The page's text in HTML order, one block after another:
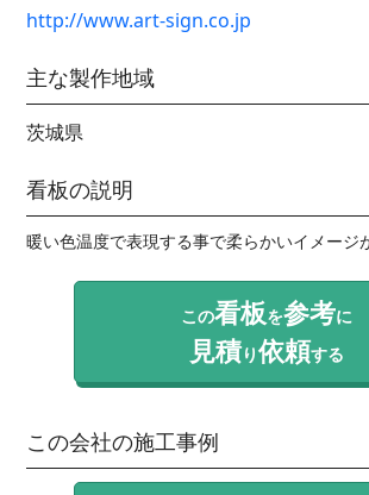
http://www.art-sign.co.jp
主な製作地域
茨城県
看板の説明
暖い色温度で表現する事で柔らかいイメージ
この看板を参考に
見積り依頼する
この会社の施工事例